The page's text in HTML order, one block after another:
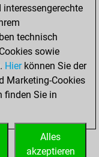
technisch
sowie
Hierkönnen Sie der
Marketing-Cookies
finden Sie in
Alles
akzeptieren